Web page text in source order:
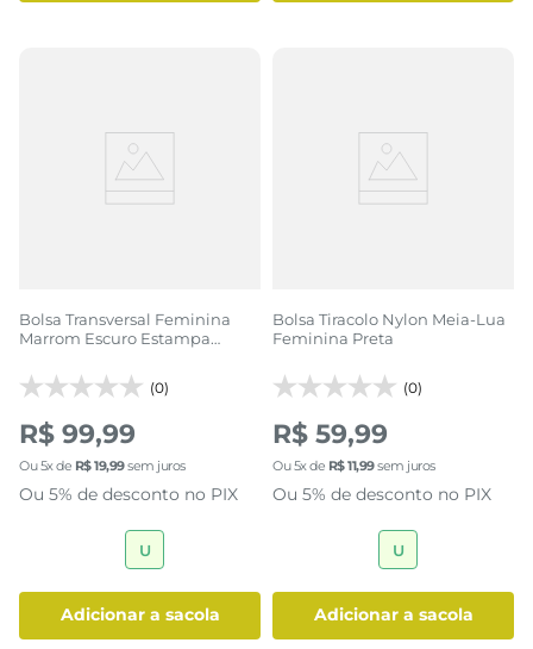
Bolsa Transversal Feminina
Marrom Escuro Estampa
(0)
R$ 99,99
Ou5x de R$19,99sem juros
Ou 5% de desconto no PIX
U
adicionar a sacola
Bolsa Tiracolo Nylon Meia-Lua
Feminina Preta
(0)
R$ 59,99
Ou5x de R$11,99sem juros
Ou 5% de desconto no PIX
U
adicionar a sacola